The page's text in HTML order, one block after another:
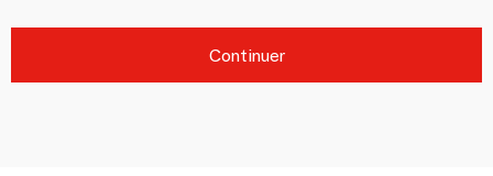
Continuer